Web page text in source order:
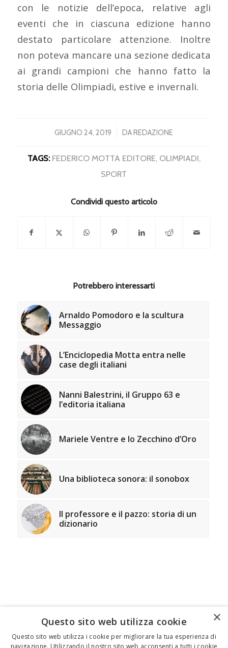
con le notizie dell’epoca, relative agli
eventi che in ciascuna edizione hanno
destato particolare attenzione. Inoltre
non poteva mancare una sezione dedicata
ai grandi campioni che hanno fatto la
storia delle Olimpiadi, estive e invernali.
GIUGNO 24, 2019
/ DA REDAZIONE
TAGS: FEDERICO MOTTA EDITORE, OLIMPIADI,
SPORT
Condividi questo articolo
Potrebbero interessarti
Arnaldo Pomodoro e la scultura
Messaggio
L’Enciclopedia Motta entra nelle
case degli italiani
Nanni Balestrini, il Gruppo 63 e
l’editoria italiana
Mariele Ventre e lo Zecchino d’Oro
Una biblioteca sonora: il sonobox
Il professore e il pazzo: storia di un
dizionario
FEDERICO MOTTA EDITORE
×
Questo sito web utilizza cookie
Questo sito web utilizza i cookie per migliorare la tua esperienza di
navigazione. Utilizzando il nostro sito web acconsenti a tutti i cookie